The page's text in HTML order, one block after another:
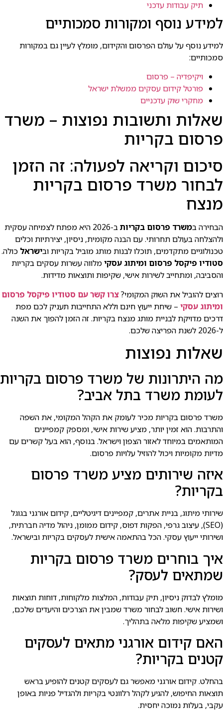
תיק עבודות עדכני
למידע נוסף ומקורות סמכותיים
למידע נוסף על עולם הפרסום והקידום, מומלץ לעיין גם במקורות
סמכותיים:
ויקיפדיה – פרסום
פורטל קידום עסקים ממשלת ישראל
מחקרי שוק עדכניים
שאלות ותשובות נפוצות – משרד
פרסום בקריות
סיכום וקריאה לפעולה: זה הזמן
לבחור משרד פרסום בקריות
מנצח
הבחירה במשרד פרסום בקריות
ב-2026 היא מפתח לצמיחה עסקית
ולהצלחה בעולם תחרותי. עם הבנה מקומית, ניסיון, יצירתיות וכלים
טכנולוגיים מתקדמים, תוכלו לבנות מותג מוביל בקריות ובישראל כולה.
סטודיו פיקסל פרסום ומיתוג עסקימלווה עשרות עסקים בקריות
והסביבה, ומתחייב לשירות אישי, שקיפות ותוצאות מדידות.
רוצים להוביל את השוק המקומי?צרו קשר עם סטודיו פיקסל פרסום
ומיתוג עסקי – שיחת ייעוץ חינם וללא התחייבות תעניק לכם מפת
דרכים מדויקת לבניית מותג מנצח בקריות. זה הזמן להפוך את השנה
ל-2026 לשנת הפריצה שלכם.
שאלות נפוצות
מה היתרונות של משרד פרסום בקריות
לעומת משרד בתל אביב?
משרד פרסום בקריות מכיר לעומק את הקהל המקומי, את השפה
והתרבות. הוא זמין יותר, מציע שירות אישי, ומספק קמפיינים
המותאמים במיוחד לאזור הצפון וישראל. בנוסף, הוא בעל קשרים עם
מדיות מקומיות ויכול להוזיל עלויות פרסום.
איזה שירותים מציע משרד פרסום
בקריות?
שירותי מיתוג, בניית אתרים, קמפיינים דיגיטליים, קידום אורגני בגוגל
(SEO), עיצוב גרפי, הפקות דפוס, קידום ממומן, ניהול מדיה חברתית,
ושירותי ייעוץ עסקי. הכל בהתאמה אישית לעסקים בקריות ובישראל.
איך בוחרים משרד פרסום בקריות
שמתאים לעסק?
מומלץ לבדוק ניסיון, תיק עבודות, המלצות מלקוחות, דוחות תוצאות
ושירות אישי. חשוב לבחור משרד שמבין את הצרכים והיעדים שלכם,
ושמציע שקיפות מלאה בתהליך.
האם קידום אורגני מתאים לעסקים
קטנים בקריות?
בהחלט. קידום אורגני מאפשר גם לעסקים קטנים להופיע בראש
תוצאות החיפוש, להגיע לקהל רלוונטי בקריות ולהגדיל פניות באופן
עקבי, בעלות נמוכה יחסית.